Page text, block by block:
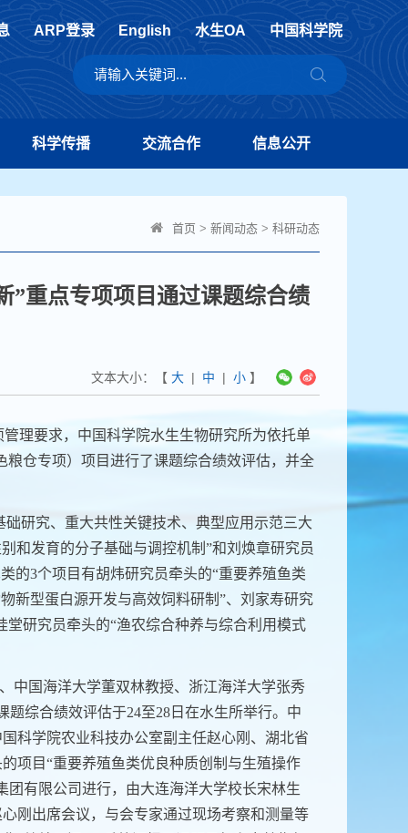
ARP登录 English 水生OA 中国科学院
科学传播 交流合作 信息公开
首页 > 新闻动态 > 科研动态
”重点专项项目通过课题综合绩
文本大小：【 大| 中 | 小】
理要求，中国科学院水生生物研究所为依托单
仓专项）项目进行了课题综合绩效评估，并全
研究、重大共性关键技术、典型应用示范三大
和发育的分子基础与调控机制”和刘焕章研究员
的3个项目有胡炜研究员牵头的“重要养殖鱼类
新型蛋白源开发与高效饲料研制”、刘家寿研究
堂研究员牵头的“渔农综合种养与综合利用模式
中国海洋大学董双林教授、浙江海洋大学张秀
题综合绩效评估于24至28 日在水生所举行。中
科学院农业科技办公室副主任赵心刚、湖北省
项目“重要养殖鱼类优良种质创制与生殖操作
团有限公司进行，由大连海洋大学校长宋林生
刚出席会议，与会专家通过现场考察和测量等